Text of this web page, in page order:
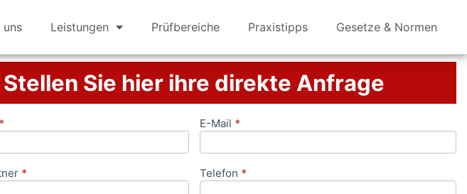
uns Leistungen Prüfbereiche Praxistipps Gesetze & Normen
Stellen Sie hier ihre direkte Anfrage
* E-Mail *
* Telefon *